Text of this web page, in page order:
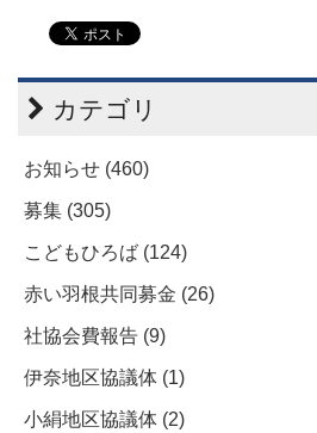
カテゴリ
お知らせ (460)
募集 (305)
こどもひろば (124)
赤い羽根共同募金 (26)
社協会費報告 (9)
伊奈地区協議体 (1)
小絹地区協議体 (2)